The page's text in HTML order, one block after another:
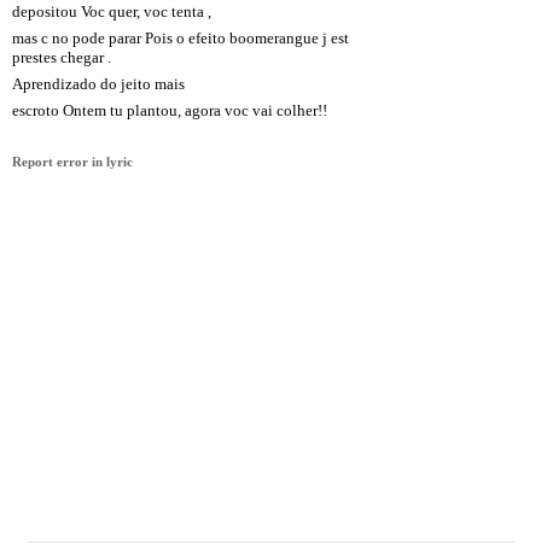
depositou Voc quer, voc tenta ,
mas c no pode parar Pois o efeito boomerangue j est
prestes chegar .
Aprendizado do jeito mais
escroto Ontem tu plantou, agora voc vai colher!!
Report error in lyric